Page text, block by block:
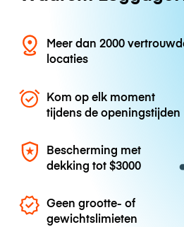
Meer dan 2000
locaties
Kom op elk moment
tijdens de openingstijden
Bescherming met
dekking tot$3000
Geen grootte- of
gewichtslimieten